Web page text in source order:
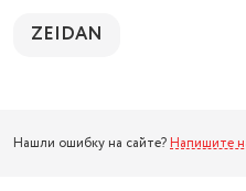
ZEIDAN
Нашли ошибку на сайте? Напишите